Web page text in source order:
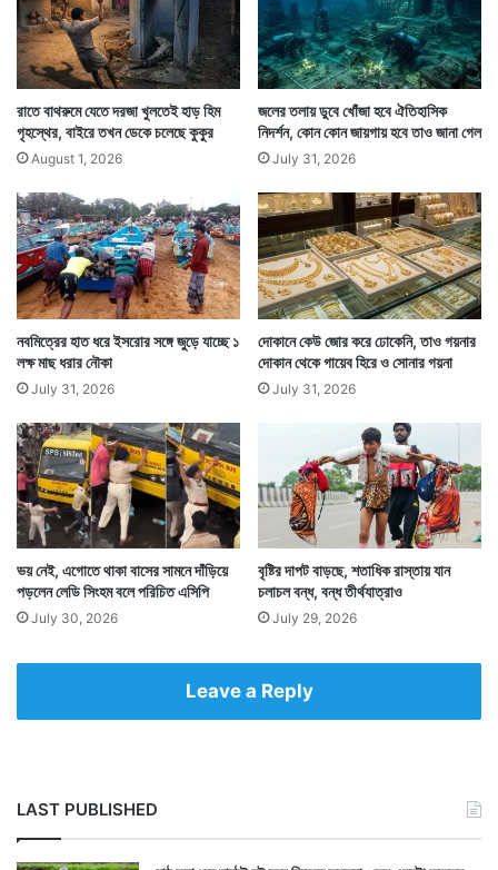
এবার বেলুন আস্তে আস্তে আকাশের দিকে পাড়ি দেয়। এভাবে
মাটি থেকে প্রায় ৭০ ফুট উঁচুতে উঠে যায় বেলুনটি। নিচ থেকে
তখন সব অতিথি ঘাড় উঁচু করে আকাশে মালাবদল দেখতে ব্যস্ত।
রাতে বাথরুমে যেতে দরজা খুলতেই হাড় হিম
গৃহস্থের, বাইরে তখন ডেকে চলেছে কুকুর
August 1, 2026
জলের তলায় ডুবে খোঁজা হবে ঐতিহাসিক
নিদর্শন, কোন কোন জায়গায় হবে তাও জানা গেল
July 31, 2026
নবমিত্রের হাত ধরে ইসরোর সঙ্গে জুড়ে যাচ্ছে ১
লক্ষ মাছ ধরার নৌকা
July 31, 2026
দোকানে কেউ জোর করে ঢোকেনি, তাও গয়নার
দোকান থেকে গায়েব হিরে ও সোনার গয়না
July 31, 2026
ভয় নেই, এগোতে থাকা বাসের সামনে দাঁড়িয়ে
পড়লেন লেডি সিংহম বলে পরিচিত এসিপি
July 30, 2026
বৃষ্টির দাপট বাড়ছে, শতাধিক রাস্তায় যান
চলাচল বন্ধ, বন্ধ তীর্থযাত্রাও
July 29, 2026
Leave a Reply
LAST PUBLISHED